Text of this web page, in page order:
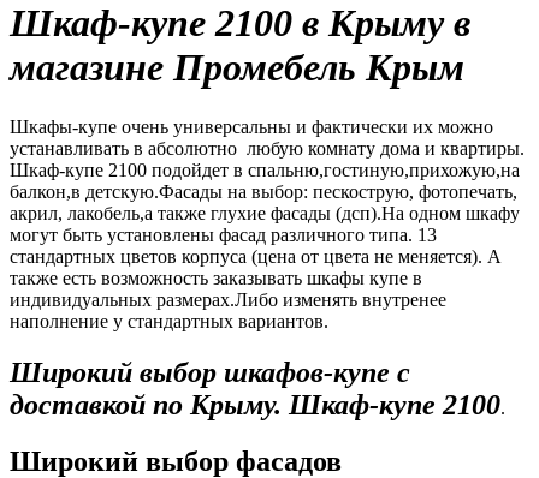
Шкаф-купе 2100 в Крыму в
магазине Промебель Крым
Шкафы-купе очень универсальны и фактически их можно
устанавливать в абсолютно любую комнату дома и квартиры.
Шкаф-купе 2100 подойдет в спальню,гостиную,прихожую,на
балкон,в детскую.Фасады на выбор: пескострую, фотопечать,
акрил, лакобель,а также глухие фасады (дсп).На одном шкафу
могут быть установлены фасад различного типа. 13
стандартных цветов корпуса (цена от цвета не меняется). А
также есть возможность заказывать шкафы купе в
индивидуальных размерах.Либо изменять внутренее
наполнение у стандартных вариантов.
Широкий выбор шкафов-купе с
доставкой по Крыму. Шкаф-купе 2100.
Широкий выбор фасадов